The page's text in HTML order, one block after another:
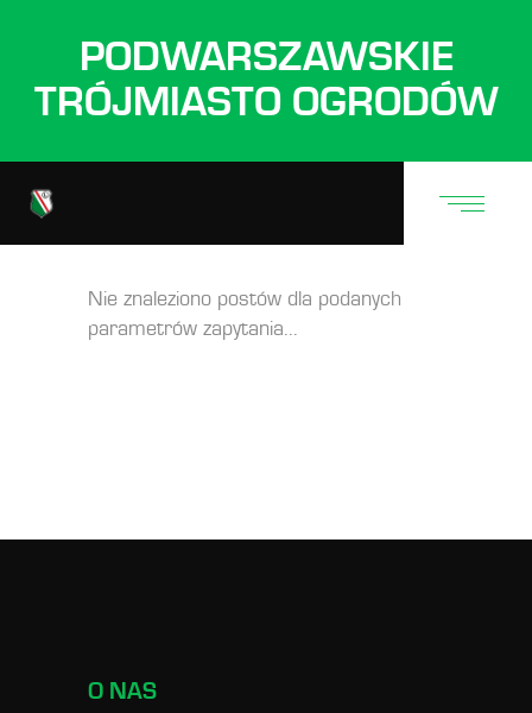
PODWARSZAWSKIE
TRÓJMIASTO OGRODÓW
Nie znaleziono postów dla podanych
parametrów zapytania...
O NAS